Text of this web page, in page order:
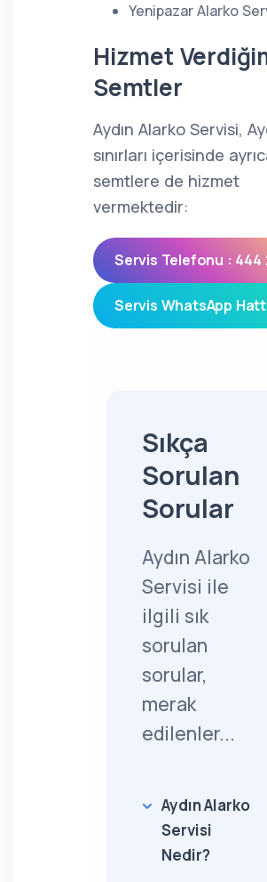
Yenipazar Alarko
Hizmet
Semtler
Aydın Alarko Servisi,
sınırları içerisinde
semtlere de hizmet
vermektedir:
Servis Telefonu : 444
Servis WhatsApp
Sıkça
Sorulan
Sorular
Aydın Alarko
Servisi ile
ilgili sık
sorulan
sorular,
merak
edilenler...
Aydın Alarko
Servisi
Nedir?